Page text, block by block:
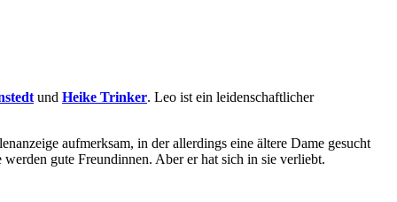
und Heike Trinker. Leo ist ein leidenschaftlicher
aufmerksam, in der allerdings eine ältere Dame gesucht
gute Freundinnen. Aber er hat sich in sie verliebt.